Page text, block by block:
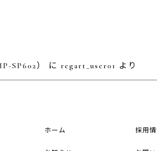
SP602）
に regart_user01 より
ホーム 採用